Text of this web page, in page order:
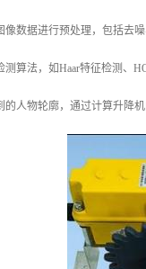
数据进行预处理，包括去
算法，如Haar特征检测、
人物轮廓，通过计算升降